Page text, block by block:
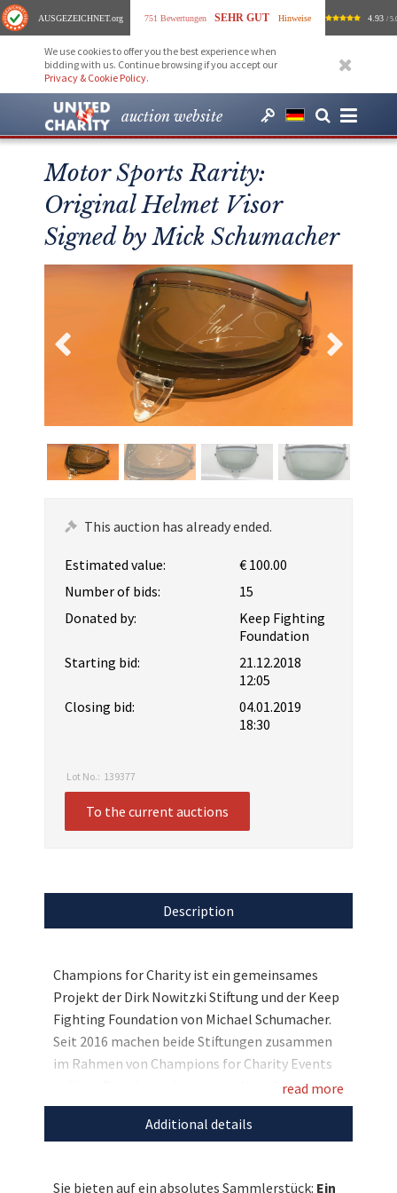
AUSGEZEICHNET.org 751 Bewertungen SEHR GUT Hinweise 4.93 /
We use cookies to offer you the best experience when
bidding with us. Continue browsing if you accept our
Privacy & Cookie Policy.
auction website
Motor Sports Rarity:
Original Helmet Visor
Signed by Mick Schumacher
This auction has already ended.
Estimated value:
€ 100.00
Number of bids:
15
Donated by:
Keep Fighting
Foundation
Starting bid:
21.12.2018
12:05
Closing bid:
04.01.2019
18:30
Lot No.: 139377
To the current auctions
Description
Champions for Charity ist ein gemeinsames
Projekt der Dirk Nowitzki Stiftung und der Keep
Fighting Foundation von Michael Schumacher.
Seit 2016 machen beide Stiftungen zusammen
im Rahmen von Champions for Charity Events
auf Ihre Projekte aufmerksam. Viele Stars aus
dem Sport und Motorsport haben Champions
for Charity bisher unterstützt. Sowohl aus dem
read more
Additional details
Sie bieten auf ein absolutes Sammlerstück: Ein